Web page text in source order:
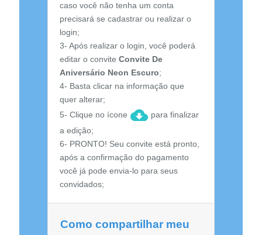
caso você não tenha um conta
precisará se cadastrar ou realizar o
login;
3- Após realizar o login, você poderá
editar o convite Convite De
Aniversário Neon Escuro;
4- Basta clicar na informação que
quer alterar;
5- Clique no ícone
para finalizar
a edição;
6- PRONTO! Seu convite está pronto,
após a confirmação do pagamento
você já pode envia-lo para seus
convidados;
Como compartilhar meu